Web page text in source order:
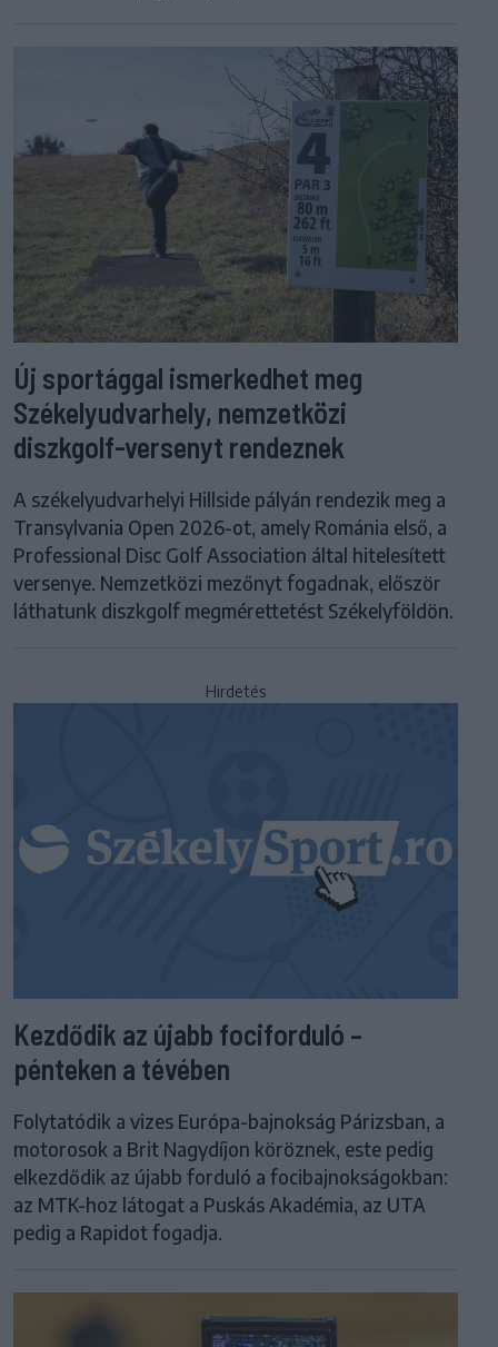
Új sportággal ismerkedhet meg
Székelyudvarhely, nemzetközi
diszkgolf-versenyt rendeznek
A székelyudvarhelyi Hillside pályán rendezik meg a
Transylvania Open 2026-ot, amely Románia első, a
Professional Disc Golf Association által hitelesített
versenye. Nemzetközi mezőnyt fogadnak, először
láthatunk diszkgolf megmérettetést Székelyföldön.
Hirdetés
Kezdődik az újabb fociforduló –
pénteken a tévében
Folytatódik a vizes Európa-bajnokság Párizsban, a
motorosok a Brit Nagydíjon köröznek, este pedig
elkezdődik az újabb forduló a focibajnokságokban:
az MTK-hoz látogat a Puskás Akadémia, az UTA
pedig a Rapidot fogadja.